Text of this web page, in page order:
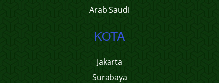
Arab Saudi
KOTA
Jakarta
Surabaya